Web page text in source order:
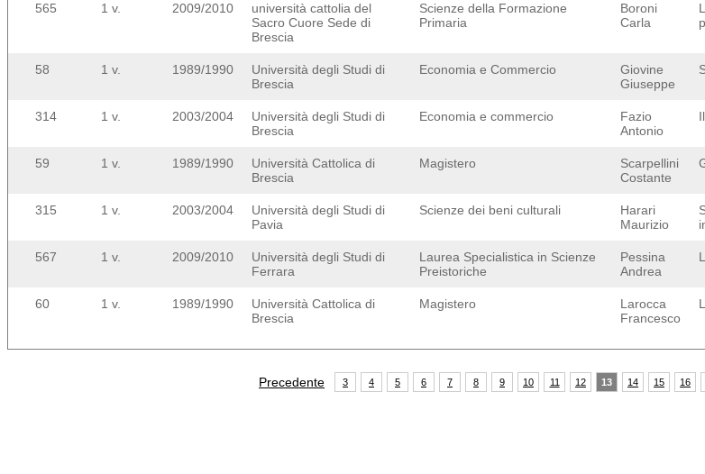
565 1 v. 2009/2010
università cattolia del
Sacro Cuore Sede di
Brescia
Scienze della Formazione
Primaria
Boroni
Carla
58 1 v. 1989/1990
Università degli Studi di
Brescia
Economia e Commercio
Giovine
Giuseppe
314 1 v. 2003/2004
Università degli Studi di
Brescia
Economia e commercio
Fazio
Antonio
59 1 v. 1989/1990
Università Cattolica di
Brescia
Magistero
Scarpellini
Costante
315 1 v. 2003/2004
Università degli Studi di
Pavia
Scienze dei beni culturali
Harari
Maurizio
567 1 v. 2009/2010
Università degli Studi di
Ferrara
Laurea Specialistica in Scienze
Preistoriche
Pessina
Andrea
60 1 v. 1989/1990
Università Cattolica di
Brescia
Magistero
Larocca
Francesco
Precedente 3 4 5 6 7 8 9 10 11 12 13 14 15 16